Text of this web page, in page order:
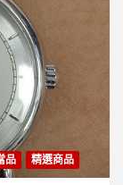
品 精選商品